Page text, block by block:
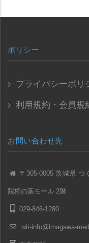
ポリシー
プライバシーポリ
利用規約・会員規
お問い合わせ先
〒305-0005 茨城県 つ
院桐の葉モール 2階
029-846-1280
wit-info@imagawa-